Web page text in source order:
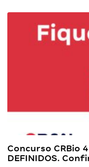
Concurso CRBio
DEFINIDOS.